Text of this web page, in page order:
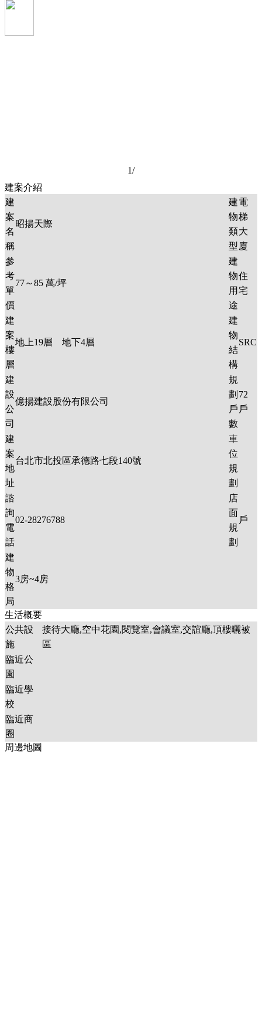
1/
建案介紹
建
案
名
稱
昭揚天際
建
物
類
型
電
梯
大
廈
參
考
單
價
77～85 萬/坪
建
物
用
途
住
宅
建
案
樓
層
地上19層 地下4層
建
物
結
構
SRC
建
設
公
司
億揚建設股份有限公司
規
劃
戶
數
72
戶
建
案
地
址
台北市北投區承德路七段140號
車
位
規
劃
諮
詢
電
話
02-28276788
店
面
規
劃
戶
建
物
格
局
3房~4房
生活概要
公共設
施
接待大廳,空中花園,閱覽室,會議室,交誼廳,頂樓曬被
區
臨近公
園
臨近學
校
臨近商
圈
周邊地圖